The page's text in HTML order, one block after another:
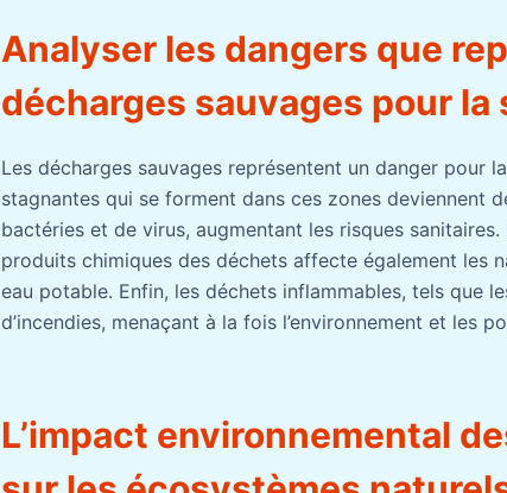
Analyser les dangers que
décharges sauvages pour la
Les décharges sauvages représentent un danger pour
stagnantes qui se forment dans ces zones deviennent
bactéries et de virus, augmentant les risques sanitaires.
produits chimiques des déchets affecte également les
eau potable. Enfin, les déchets inflammables, tels que
d’incendies, menaçant à la fois l’environnement et les
L’impact environnemental